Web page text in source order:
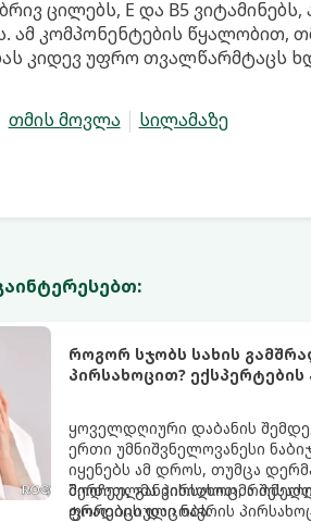
ცილებს, E და B5
ამ კომპონენტების წყალობით,
კიდევ უფრო თვალწარმტაცს
თმის მოვლა სილამაზე
როგორ სჯობს სახის
პირსახოცით? ექსპერტების
ყოველდღიური დაბანის
ერთი უმნიშვნელოვანესი
იყენებს ამ დროს, თუმცა
შერჩეულმა პირსახოცმა
ფორების დაცობა.
მოდით, განვიხილოთ,
ტრადიციული ნაჭრის